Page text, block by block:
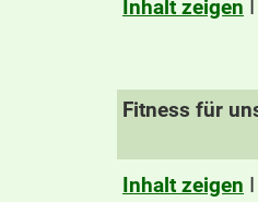
Inhalt zeigen I
Fitness für
Inhalt zeigen I